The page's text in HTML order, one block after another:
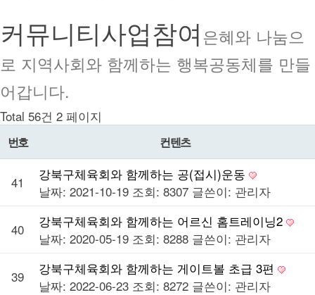
커뮤니티사업참여은혜와 나눔으
로 지역사회와 함께하는 행복공동체를 만들
어갑니다.
Total 56건 2 페이지
번호 컨텐츠
41
강북구체육회와 함께하는 공(접시)운동
날짜: 2021-10-19 조회: 8307 글쓴이: 관리자
40
강북구체육회와 함께하는 어르신 홈트레이닝2
날짜: 2020-05-19 조회: 8288 글쓴이: 관리자
39
강북구체육회와 함께하는 게이트볼 초급 3편
날짜: 2022-06-23 조회: 8272 글쓴이: 관리자